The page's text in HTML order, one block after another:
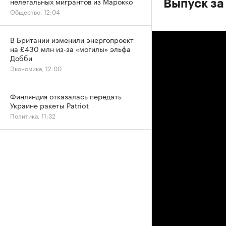
Выпуск
Общество, 12:04
В Британии изменили энергопроект
на £430 млн из-за «могилы» эльфа
Добби
Экономика, 12:00
Финляндия отказалась передать
Украине ракеты Patriot
Политика, 11:32